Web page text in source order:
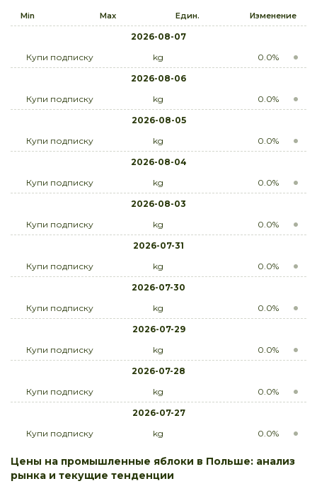
Min Max Един. Изменение
2026-08-07
Купи подписку
kg
0.0%
2026-08-06
Купи подписку
kg
0.0%
2026-08-05
Купи подписку
kg
0.0%
2026-08-04
Купи подписку
kg
0.0%
2026-08-03
Купи подписку
kg
0.0%
2026-07-31
Купи подписку
kg
0.0%
2026-07-30
Купи подписку
kg
0.0%
2026-07-29
Купи подписку
kg
0.0%
2026-07-28
Купи подписку
kg
0.0%
2026-07-27
Купи подписку
kg 0.0%
Цены на промышленные яблоки в Польше: анализ
рынка и текущие тенденции